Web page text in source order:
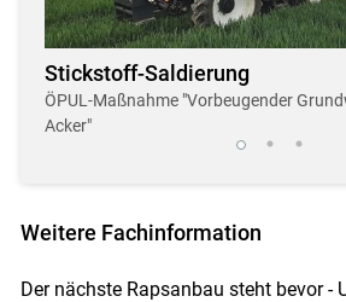
Stickstoff-Saldierung
ÖPUL-Maßnahme "Vorbeugender
Acker"
Weitere Fachinformation
Der nächste Rapsanbau steht bevor -